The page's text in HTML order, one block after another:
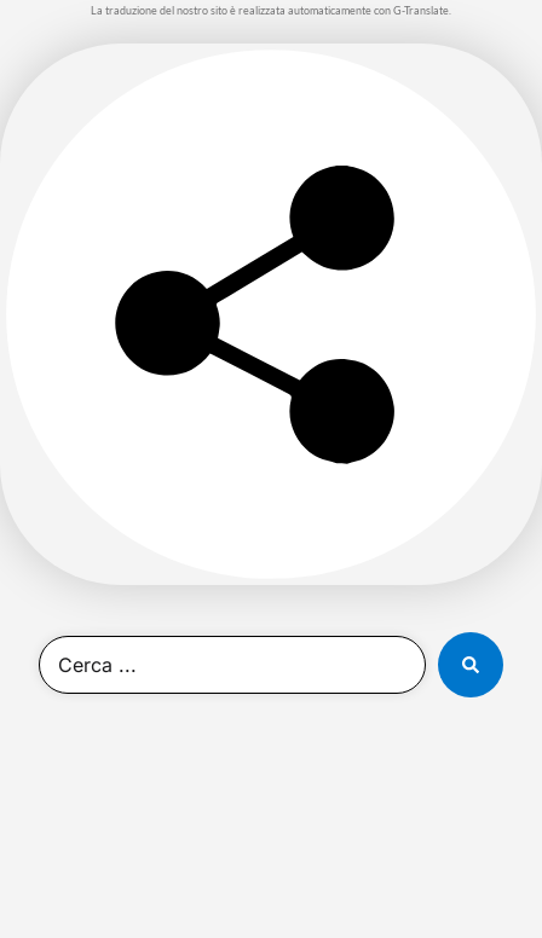
La traduzione del nostro sito è realizzata automaticamente con G-Translate.